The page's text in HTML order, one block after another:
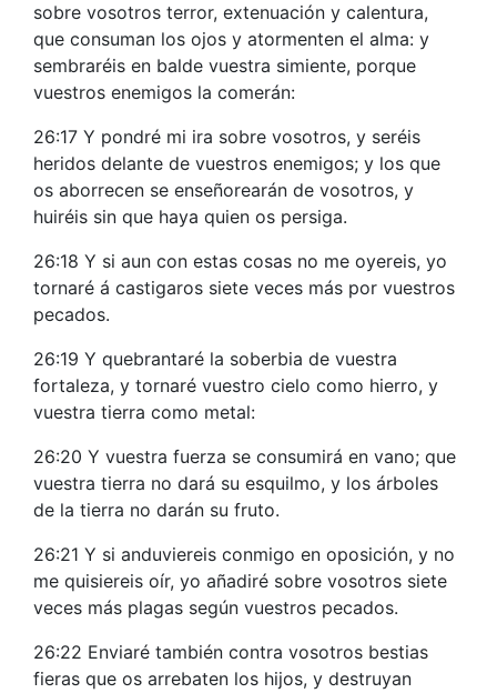
sobre vosotros terror, extenuación y calentura,
que consuman los ojos y atormenten el alma: y
sembraréis en balde vuestra simiente, porque
vuestros enemigos la comerán:
26:17 Y pondré mi ira sobre vosotros, y seréis
heridos delante de vuestros enemigos; y los que
os aborrecen se enseñorearán de vosotros, y
huiréis sin que haya quien os persiga.
26:18 Y si aun con estas cosas no me oyereis, yo
tornaré á castigaros siete veces más por vuestros
pecados.
26:19 Y quebrantaré la soberbia de vuestra
fortaleza, y tornaré vuestro cielo como hierro, y
vuestra tierra como metal:
26:20 Y vuestra fuerza se consumirá en vano; que
vuestra tierra no dará su esquilmo, y los árboles
de la tierra no darán su fruto.
26:21 Y si anduviereis conmigo en oposición, y no
me quisiereis oír, yo añadiré sobre vosotros siete
veces más plagas según vuestros pecados.
26:22 Enviaré también contra vosotros bestias
fieras que os arrebaten los hijos, y destruyan